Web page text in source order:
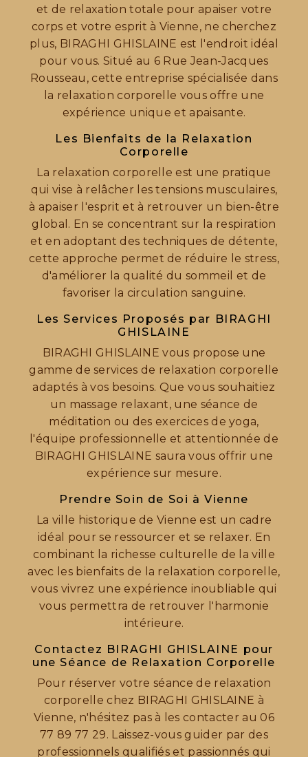
et de relaxation totale pour apaiser votre
corps et votre esprit à Vienne, ne cherchez
plus, BIRAGHI GHISLAINE est l'endroit idéal
pour vous. Situé au 6 Rue Jean-Jacques
Rousseau, cette entreprise spécialisée dans
la relaxation corporelle vous offre une
expérience unique et apaisante.
Les Bienfaits de la Relaxation
Corporelle
La relaxation corporelle est une pratique
qui vise à relâcher les tensions musculaires,
à apaiser l'esprit et à retrouver un bien-être
global. En se concentrant sur la respiration
et en adoptant des techniques de détente,
cette approche permet de réduire le stress,
d'améliorer la qualité du sommeil et de
favoriser la circulation sanguine.
Les Services Proposés par BIRAGHI
GHISLAINE
BIRAGHI GHISLAINE vous propose une
gamme de services de relaxation corporelle
adaptés à vos besoins. Que vous souhaitiez
un massage relaxant, une séance de
méditation ou des exercices de yoga,
l'équipe professionnelle et attentionnée de
BIRAGHI GHISLAINE saura vous offrir une
expérience sur mesure.
Prendre Soin de Soi à Vienne
La ville historique de Vienne est un cadre
idéal pour se ressourcer et se relaxer. En
combinant la richesse culturelle de la ville
avec les bienfaits de la relaxation corporelle,
vous vivrez une expérience inoubliable qui
vous permettra de retrouver l'harmonie
intérieure.
Contactez BIRAGHI GHISLAINE pour
une Séance de Relaxation Corporelle
Pour réserver votre séance de relaxation
corporelle chez BIRAGHI GHISLAINE à
Vienne, n'hésitez pas à les contacter au 06
77 89 77 29. Laissez-vous guider par des
professionnels qualifiés et passionnés qui